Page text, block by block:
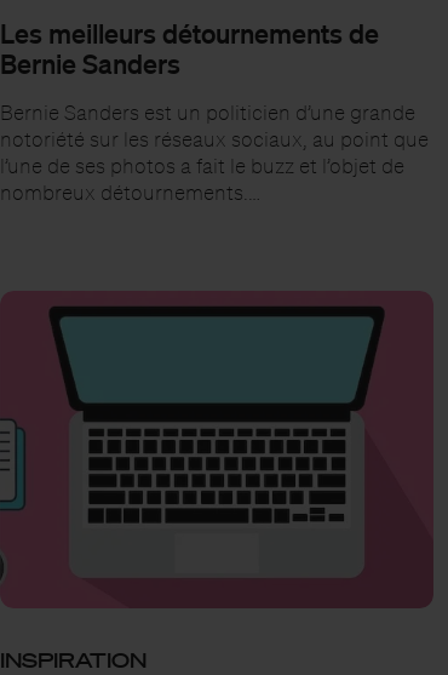
Les meilleurs détournements de
Bernie Sanders
Bernie Sanders est un politicien d’une grande
notoriété sur les réseaux sociaux, au point que
l’une de ses photos a fait le buzz et l’objet de
nombreux détournements.…
INSPIRATION